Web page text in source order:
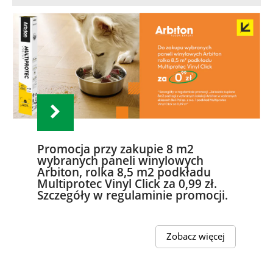
Promocja przy zakupie 8 m2
wybranych paneli winylowych
Arbiton, rolka 8,5 m2 podkładu
Multiprotec Vinyl Click za 0,99 zł.
Szczegóły w regulaminie promocji.
Zobacz więcej